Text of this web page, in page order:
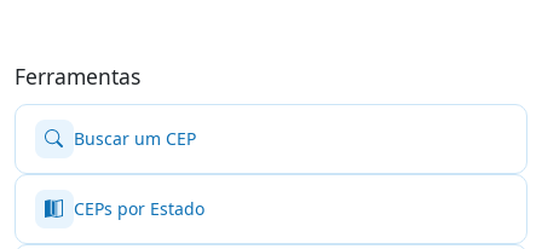
Ferramentas
Buscar um CEP
CEPs por Estado